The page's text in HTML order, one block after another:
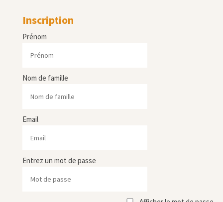
Inscription
Prénom
Nom de famille
Email
Entrez un mot de passe